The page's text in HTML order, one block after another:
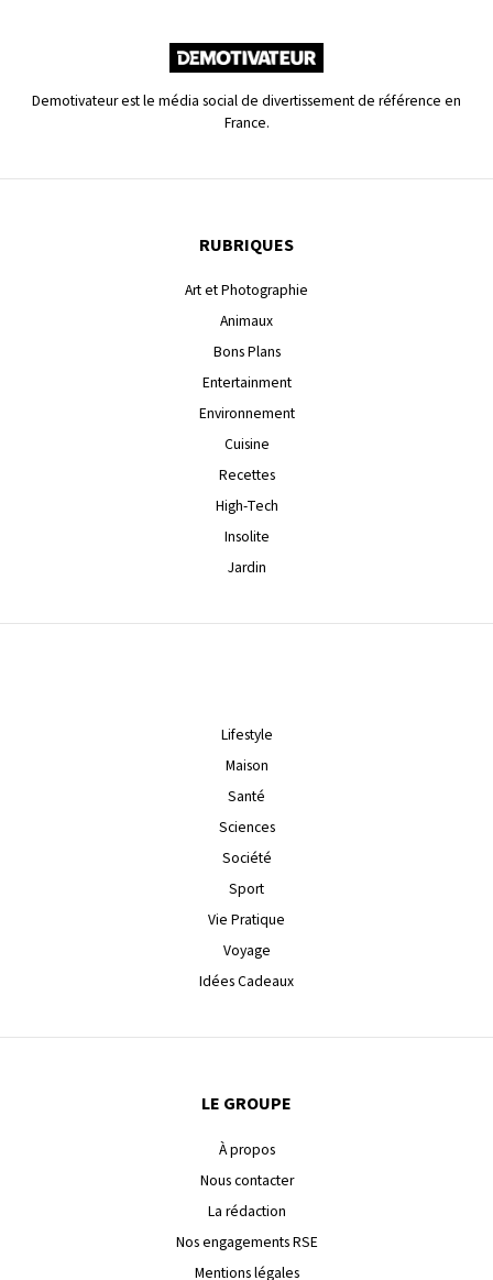
Demotivateur est le média social de divertissement de référence en
France.
RUBRIQUES
Art et Photographie
Animaux
Bons Plans
Entertainment
Environnement
Cuisine
Recettes
High-Tech
Insolite
Jardin
Lifestyle
Maison
Santé
Sciences
Société
Sport
Vie Pratique
Voyage
Idées Cadeaux
LE GROUPE
À propos
Nous contacter
La rédaction
Nos engagements RSE
Mentions légales